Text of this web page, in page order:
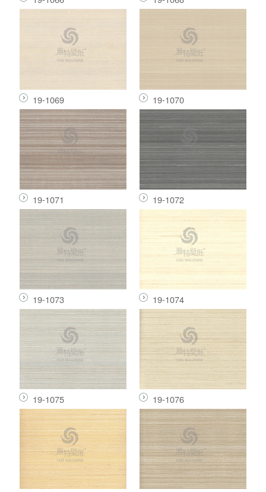
19-1069 19-1070
19-1071 19-1072
19-1073 19-1074
19-1075 19-1076